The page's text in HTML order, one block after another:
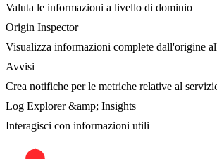
Valuta le informazioni a livello di dominio
Origin Inspector
Visualizza informazioni complete dall'origine
Avvisi
Crea notifiche per le metriche relative al
Log Explorer &amp; Insights
Interagisci con informazioni utili